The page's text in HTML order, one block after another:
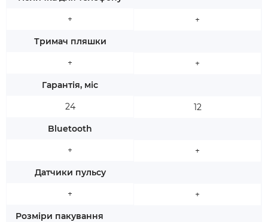
+
Тримач пляшки
+
Гарантія, міс
24
Bluetooth
+
Датчики пульсу
+
Розміри пакування
+
+
12
+
+